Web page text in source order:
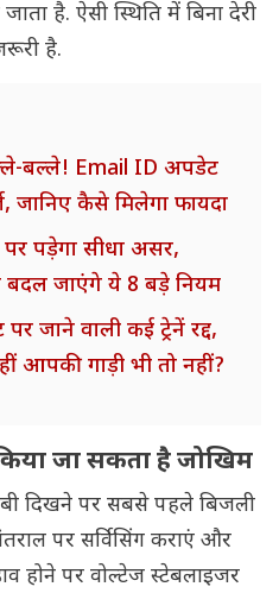
है. ऐसी स्थिति में बिना देरी
है.
बल्ले! Email ID अपडेट
जानिए कैसे मिलेगा फायदा
पड़ेगा सीधा असर,
जाएंगे ये 8 बड़े नियम
जाने वाली कई ट्रेनें रद्द,
आपकी गाड़ी भी तो नहीं?
जा सकता है जोखिम
दिखने पर सबसे पहले बिजली
पर सर्विसिंग कराएं और
होने पर वोल्टेज स्टेबलाइजर